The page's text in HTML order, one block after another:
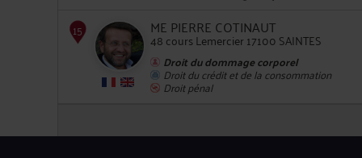
12
ME PIERRE COTINAUT
48 cours Lemercier 17100 SAINTES
Droit du dommage corporel
Droit du crédit et de la consommation
Droit pénal